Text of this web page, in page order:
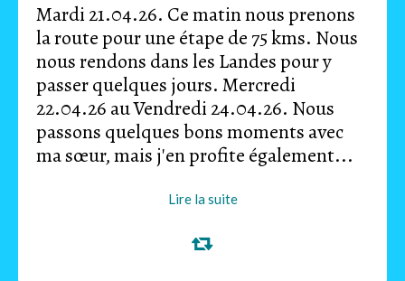
Mardi 21.04.26. Ce matin nous prenons
la route pour une étape de 75 kms. Nous
nous rendons dans les Landes pour y
passer quelques jours. Mercredi
22.04.26 au Vendredi 24.04.26. Nous
passons quelques bons moments avec
ma sœur, mais j'en profite également...
Lire la suite